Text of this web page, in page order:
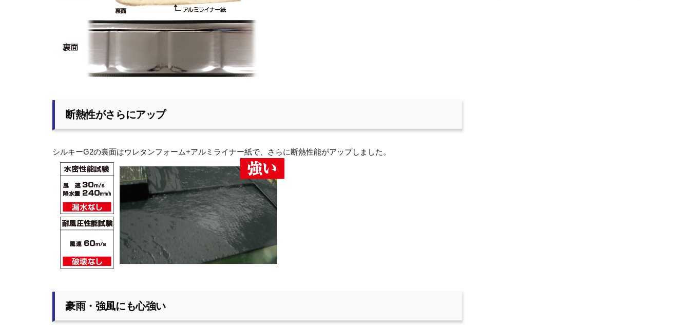
断熱性がさらにアップ
シルキーG2の裏面はウレタンフォーム+アルミライナー紙で、さらに断熱性能がアップしました。
豪雨・強風にも心強い